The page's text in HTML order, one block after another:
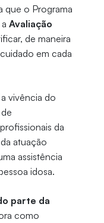
que o Programa
Avaliação
de maneira
em cada
vivência do
da
atuação
assistência
idosa.
parte da
como